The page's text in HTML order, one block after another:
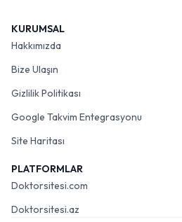
KURUMSAL
Hakkımızda
Bize Ulaşın
Gizlilik Politikası
Google Takvim Entegrasyonu
Site Haritası
PLATFORMLAR
Doktorsitesi.com
Doktorsitesi.az